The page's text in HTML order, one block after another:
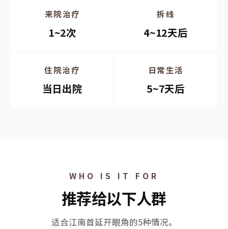
来院治疗
1~2次
拆线
4~12天后
住院治疗
当日出院
日常生活
5~7天后
WHO IS IT FOR
推荐给以下人群
适合江南首延开眼角的5种情况。